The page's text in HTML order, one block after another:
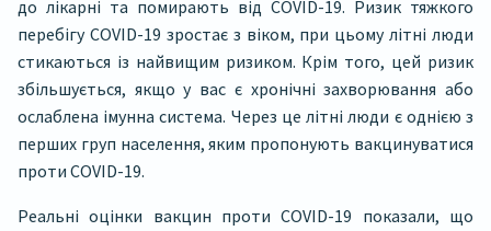
до лікарні та помирають від COVID-19. Ризик тяжкого
перебігу COVID-19 зростає з віком, при цьому літні люди
стикаються із найвищим ризиком. Крім того, цей ризик
збільшується, якщо у вас є хронічні захворювання або
ослаблена імунна система. Через це літні люди є однією з
перших груп населення, яким пропонують вакцинуватися
проти COVID-19.
Реальні оцінки вакцин проти COVID-19 показали, що